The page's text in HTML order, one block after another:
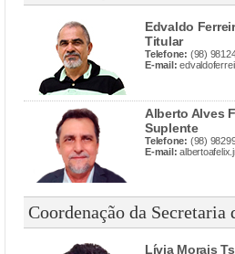
Edvaldo
Titular
Telefone: (98)
E-mail:
Alberto Alves
Suplente
Telefone: (98)
E-mail:
Coordenação da Secretaria
Lívia Morais